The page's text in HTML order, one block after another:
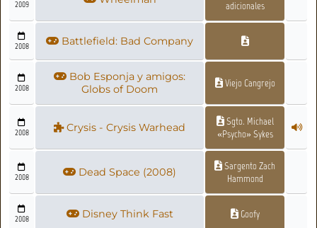
2009 adicionales
2008 Battlefield: Bad Company
2008
Bob Esponja y amigos:
Globs of Doom
Viejo Cangrejo
2008 Crysis - Crysis Warhead
Sgto. Michael
«Psycho» Sykes
2008 Dead Space (2008)
Sargento Zach
Hammond
2008 Disney Think Fast Goofy